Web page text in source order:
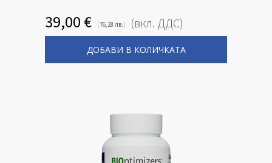
39,00 € (76,28 лв.) (вкл. ДДС)
ДОБАВИ В КОЛИЧКАТА